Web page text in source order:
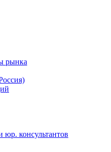
рынка
юр. консультантов